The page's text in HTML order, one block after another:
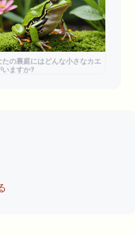
たの裏庭にはどんな小さなカエ
いますか?